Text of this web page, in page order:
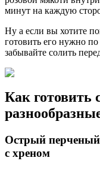
минут на каждую
Ну а если вы хотите
готовить его нужно
забывайте солить
Как готовить
Острый перченый
с хреном